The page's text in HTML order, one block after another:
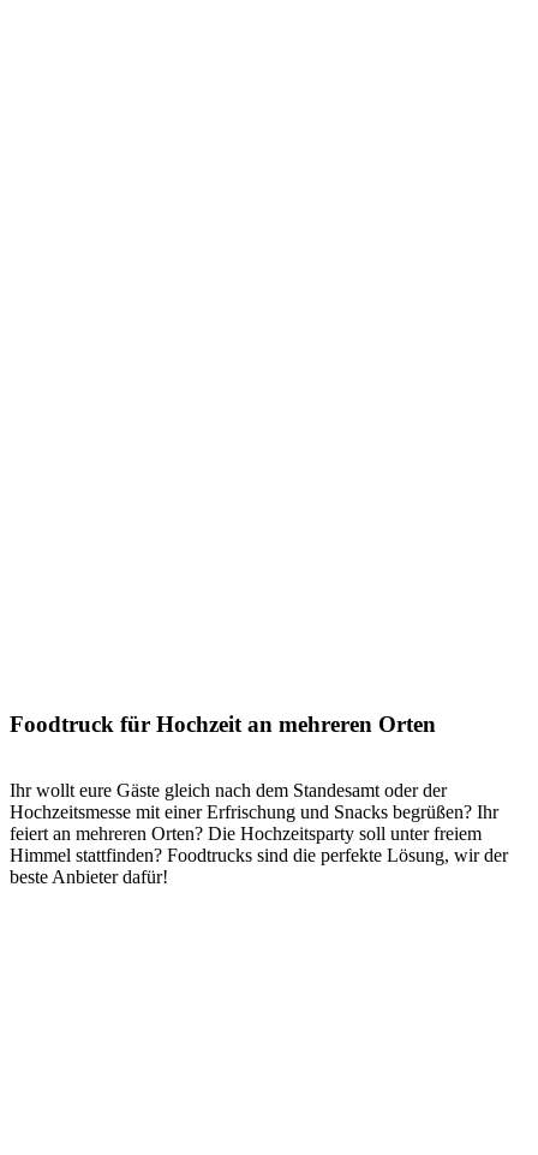
Foodtruck für Hochzeit an mehreren Orten
Ihr wollt eure Gäste gleich nach dem Standesamt oder der
Hochzeitsmesse mit einer Erfrischung und Snacks begrüßen? Ihr
feiert an mehreren Orten? Die Hochzeitsparty soll unter freiem
Himmel stattfinden? Foodtrucks sind die perfekte Lösung, wir der
beste Anbieter dafür!